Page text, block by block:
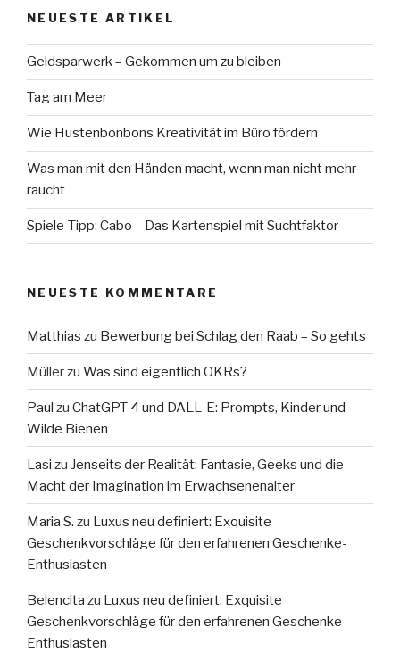
NEUESTE ARTIKEL
Geldsparwerk – Gekommen um zu bleiben
Tag am Meer
Wie Hustenbonbons Kreativität im Büro fördern
Was man mit den Händen macht, wenn man nicht mehr
raucht
Spiele-Tipp: Cabo – Das Kartenspiel mit Suchtfaktor
NEUESTE KOMMENTARE
Matthias zu Bewerbung bei Schlag den Raab – So gehts
Müllerzu Was sind eigentlich OKRs?
Paul zu ChatGPT 4 und DALL-E: Prompts, Kinder und
Wilde Bienen
Lasi zu Jenseits der Realität: Fantasie, Geeks und die
Macht der Imagination im Erwachsenenalter
Maria S. zu Luxus neu definiert: Exquisite
Geschenkvorschläge für den erfahrenen Geschenke-
Enthusiasten
Belencita zu Luxus neu definiert: Exquisite
Geschenkvorschläge für den erfahrenen Geschenke-
Enthusiasten